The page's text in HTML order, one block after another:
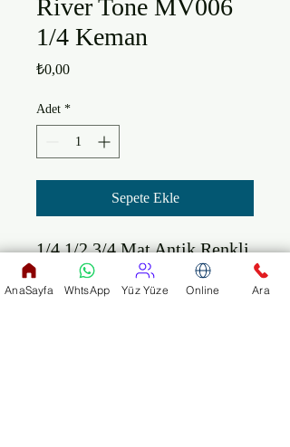
River Tone MV006
1/4 Keman
₺0,00Fiyat
Adet *
Sepete Ekle
1/4 1/2 3/4 Mat Antik Renkli
Öğrenci Kemanı
AnaSayfa WhtsApp Yüz Yüze Online Ara